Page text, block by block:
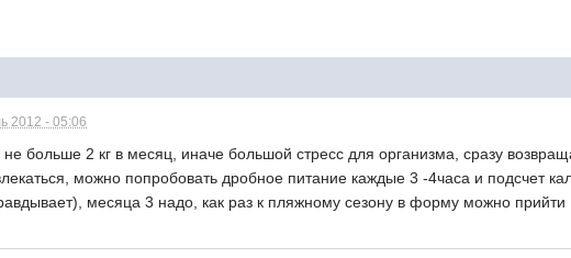
2012 - 05:06
не больше 2 кг в месяц, иначе большой стресс для организма, сразу
можно попробовать дробное питание каждые 3 -4часа и подсчет
месяца 3 надо, как раз к пляжному сезону в форму можно прийти